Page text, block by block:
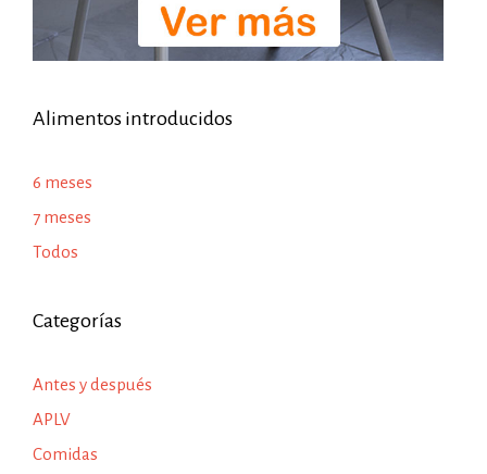
Alimentos introducidos
6 meses
7 meses
Todos
Categorías
Antes y después
APLV
Comidas